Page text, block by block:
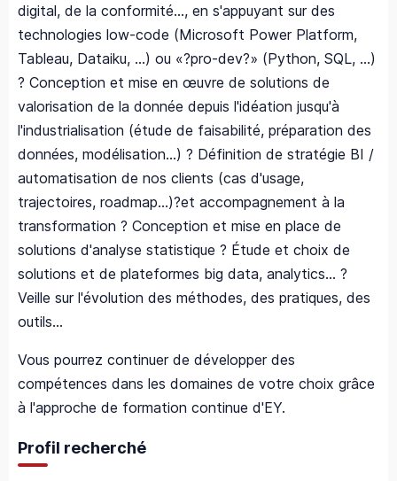
digital, de la conformité…, en s'appuyant sur des
technologies low-code (Microsoft Power Platform,
Tableau, Dataiku, …) ou «?pro-dev?» (Python, SQL, …)
? Conception et mise en œuvre de solutions de
valorisation de la donnée depuis l'idéation jusqu'à
l'industrialisation (étude de faisabilité, préparation des
données, modélisation…) ? Définition de stratégie BI /
automatisation de nos clients (cas d'usage,
trajectoires, roadmap…)?et accompagnement à la
transformation ? Conception et mise en place de
solutions d'analyse statistique ? Étude et choix de
solutions et de plateformes big data, analytics… ?
Veille sur l'évolution des méthodes, des pratiques, des
outils…
Vous pourrez continuer de développer des
compétences dans les domaines de votre choix grâce
à l'approche de formation continue d'EY.
Profil recherché